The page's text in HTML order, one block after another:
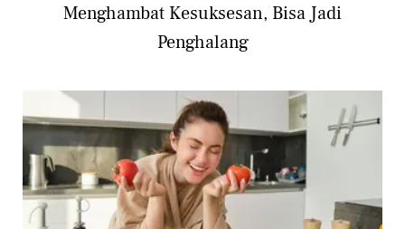
Menghambat Kesuksesan, Bisa Jadi
Penghalang